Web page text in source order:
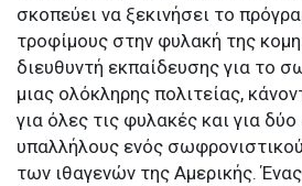
σκοπεύει να ξεκινήσει το
τροφίμους στην φυλακή της
διευθυντή εκπαίδευσης για το
μιας ολόκληρης πολιτείας,
για όλες τις φυλακές και για
υπαλλήλους ενός
των ιθαγενών της Αμερικής.